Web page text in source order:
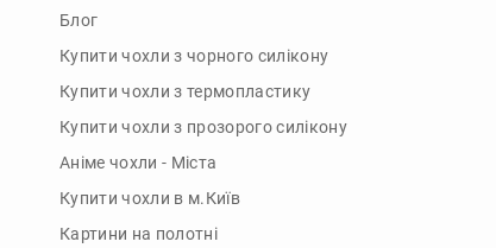
Купити чохли з чорного силікону
Купити чохли з термопластику
Купити чохли з прозорого силікону
Аніме чохли - Міста
Купити чохли в м.Київ
Картини на полотні
Картини на полотні у м.Київ